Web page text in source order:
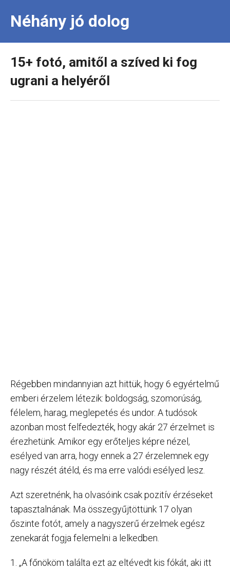
Néhány jó dolog
15+ fotó, amitől a szíved ki fog
ugrani a helyéről
Régebben mindannyian azt hittük, hogy 6 egyértelmű
emberi érzelem létezik: boldogság, szomorúság,
félelem, harag, meglepetés és undor. A tudósok
azonban most felfedezték, hogy akár 27 érzelmet is
érezhetünk. Amikor egy erőteljes képre nézel,
esélyed van arra, hogy ennek a 27 érzelemnek egy
nagy részét átéld, és ma erre valódi esélyed lesz.
Azt szeretnénk, ha olvasóink csak pozitív érzéseket
tapasztalnának. Ma összegyűjtöttünk 17 olyan
őszinte fotót, amely a nagyszerű érzelmek egész
zenekarát fogja felemelni a lelkedben.
1. „A főnököm találta ezt az eltévedt kis fókát, aki itt